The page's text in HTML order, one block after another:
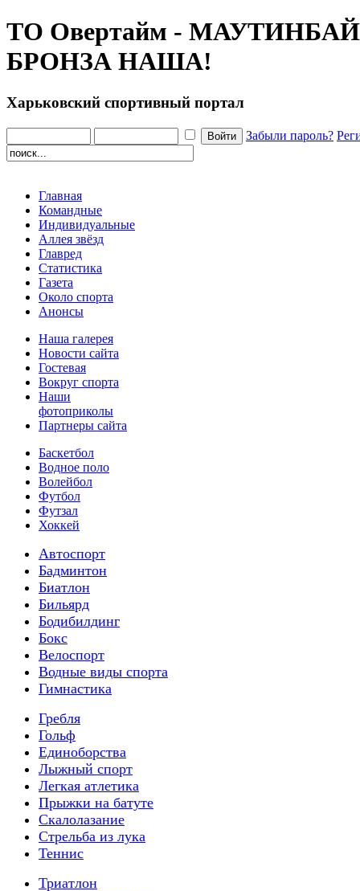
ТО Овертайм -
БРОНЗА НАША!
Харьковский спортивный портал
Забыли пароль?
Главная
Командные
Индивидуальные
Аллея звёзд
Главред
Статистика
Газета
Около спорта
Анонсы
Наша галерея
Новости сайта
Гостевая
Вокруг спорта
Наши
фотоприколы
Партнеры сайта
Баскетбол
Водное поло
Волейбол
Футбол
Футзал
Хоккей
Автоспорт
Бадминтон
Биатлон
Бильярд
Бодибилдинг
Бокс
Велоспорт
Водные виды спорта
Гимнастика
Гребля
Гольф
Единоборства
Лыжный спорт
Легкая атлетика
Прыжки на батуте
Скалолазание
Стрельба из лука
Теннис
Триатлон